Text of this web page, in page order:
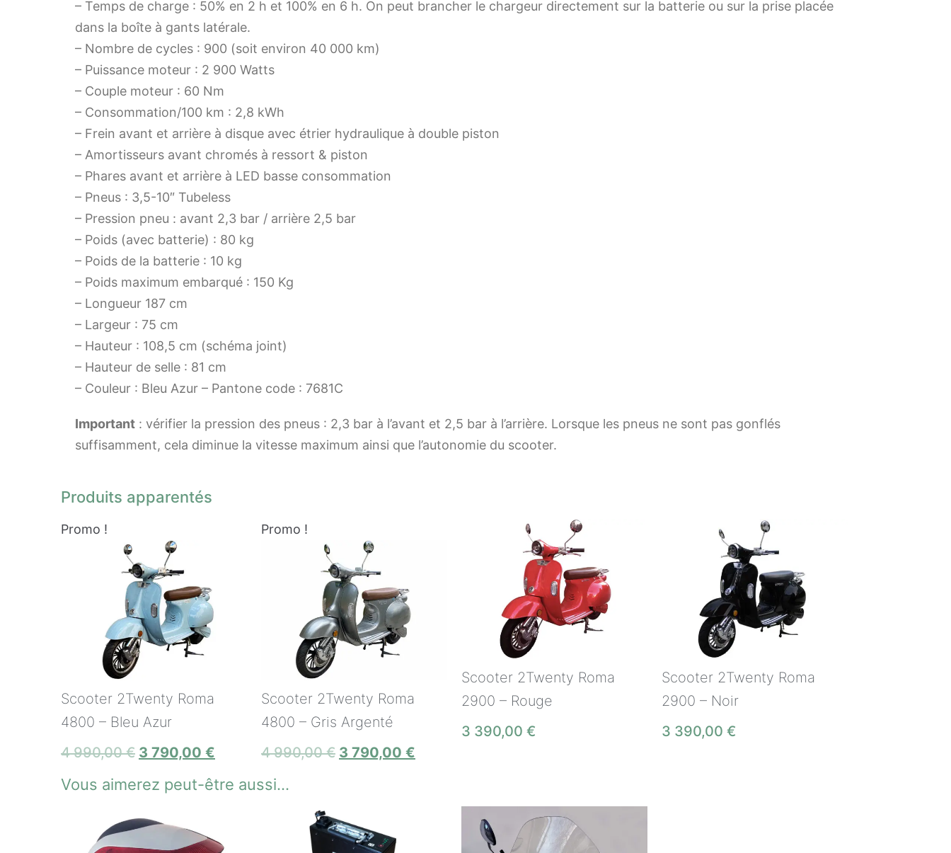
– Temps de charge : 50% en 2 h et 100% en 6 h. On peut brancher le chargeur directement sur la batterie ou sur la prise placée
dans la boîte à gants latérale.
– Nombre de cycles : 900 (soit environ 40 000 km)
– Puissance moteur : 2 900 Watts
– Couple moteur : 60 Nm
– Consommation/100 km : 2,8 kWh
– Frein avant et arrière à disque avec étrier hydraulique à double piston
– Amortisseurs avant chromés à ressort & piston
– Phares avant et arrière à LED basse consommation
– Pneus : 3,5-10″ Tubeless
– Pression pneu : avant 2,3 bar / arrière 2,5 bar
– Poids (avec batterie) : 80 kg
– Poids de la batterie : 10 kg
– Poids maximum embarqué : 150 Kg
– Longueur 187 cm
– Largeur : 75 cm
– Hauteur : 108,5 cm (schéma joint)
– Hauteur de selle : 81 cm
– Couleur : Bleu Azur – Pantone code : 7681C
Important : vérifier la pression des pneus : 2,3 bar à l’avant et 2,5 bar à l’arrière. Lorsque les pneus ne sont pas gonflés
suffisamment, cela diminue la vitesse maximum ainsi que l’autonomie du scooter.
Produits apparentés
Promo !
Scooter 2Twenty Roma
4800 – Bleu Azur
4 990,00€ 3 790,00 €
Promo !
Scooter 2Twenty Roma
4800 – Gris Argenté
4 990,00€ 3 790,00 €
Scooter 2Twenty Roma
2900 – Rouge
3 390,00 €
Scooter 2Twenty Roma
2900 – Noir
3 390,00 €
Vous aimerez peut-être aussi…